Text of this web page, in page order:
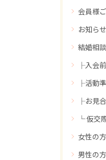
会員様
お知らせ
結婚相
├入会前
├活動
├お見
└ 仮交
女性の
男性の